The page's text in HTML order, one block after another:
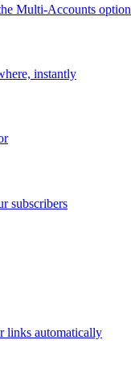
Multi-Accounts option
instantly
subscribers
links automatically